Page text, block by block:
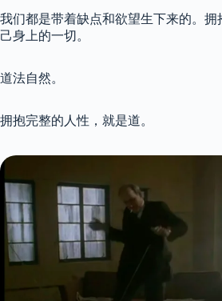
我们都是带着缺点和欲望生下来的。拥
己身上的一切。
道法自然。
拥抱完整的人性，就是道。